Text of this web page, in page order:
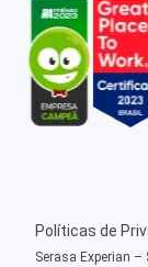
Políticas de
Serasa Experian